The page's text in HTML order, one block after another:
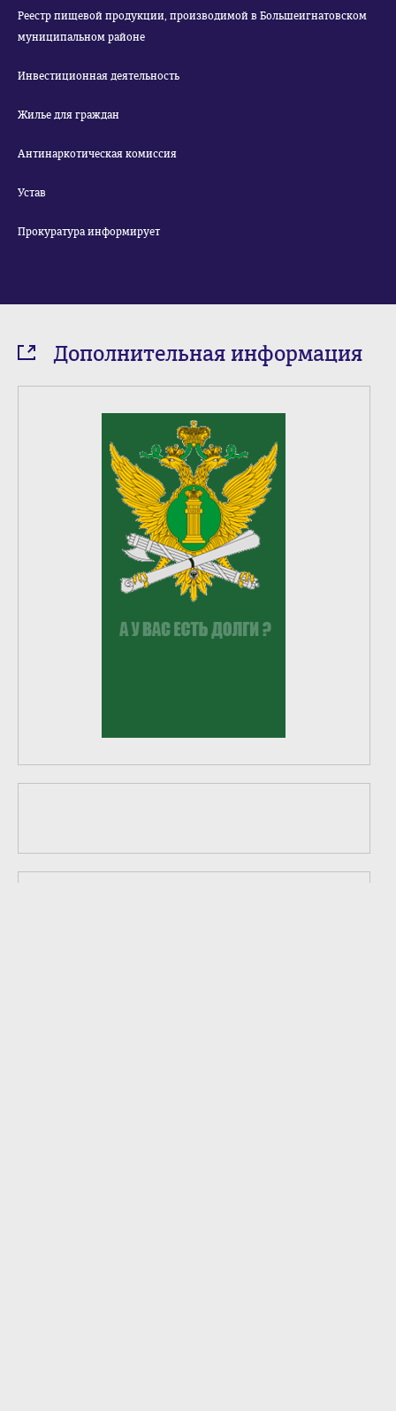
Реестр пищевой продукции, производимой в Большеигнатовском
муниципальном районе
Инвестиционная деятельность
Жилье для граждан
Антинаркотическая комиссия
Устав
Прокуратура информирует
Дополнительная информация